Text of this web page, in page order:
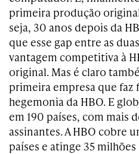
primeira produção
seja, 30 anos depois da
que esse gap entre as
vantagem competitiva à
original. Mas é claro
primeira empresa que faz
hegemonia da HBO. E
em 190 países, com mais
assinantes. A HBO cobre
países e atinge 35